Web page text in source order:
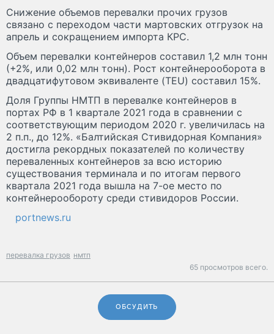
Снижение объемов перевалки прочих грузов
связано с переходом части мартовских отгрузок на
апрель и сокращением импорта КРС.
Объем перевалки контейнеров составил 1,2 млн тонн
(+2%, или 0,02 млн тонн). Рост контейнерооборота в
двадцатифутовом эквиваленте (TEU) составил 15%.
Доля Группы НМТП в перевалке контейнеров в
портах РФ в 1 квартале 2021 года в сравнении с
соответствующим периодом 2020 г. увеличилась на
2 п.п., до 12%. «Балтийская Стивидорная Компания»
достигла рекордных показателей по количеству
переваленных контейнеров за всю историю
существования терминала и по итогам первого
квартала 2021 года вышла на 7-ое место по
контейнерообороту среди стивидоров России.
portnews.ru
перевалка грузов нмтп
65 просмотров всего.
ОБСУДИТЬ